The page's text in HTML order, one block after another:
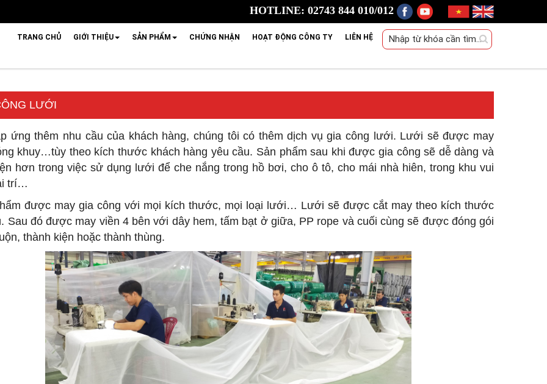
HOTLINE: 02743 844 010/012
TRANG CHỦ GIỚI THIỆU SẢN PHẨM CHỨNG NHẬN HOẠT ĐỘNG CÔNG TY LIÊN HỆ
LƯỚI
ứng thêm nhu cầu của khách hàng, chúng tôi có thêm dịch vụ gia công lưới. Lưới sẽ được may
khuy…tùy theo kích thước khách hàng yêu cầu. Sản phẩm sau khi được gia công sẽ dễ dàng và
hơn trong việc sử dụng lưới để che nắng trong hồ bơi, cho ô tô, cho mái nhà hiên, trong khu vui
trí…
được may gia công với mọi kích thước, mọi loại lưới… Lưới sẽ được cắt may theo kích thước
Sau đó được may viền 4 bên với dây hem, tấm bạt ở giữa, PP rope và cuối cùng sẽ được đóng gói
thành kiện hoặc thành thùng.